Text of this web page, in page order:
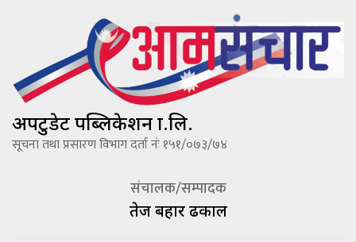
अपटुडेट पब्लिकेशन प्रा.लि.
सूचना तथा प्रसारण विभाग दर्ता नंः १५१/०७३/७४
संचालक/सम्पादक
तेज बहादूर ढकाल